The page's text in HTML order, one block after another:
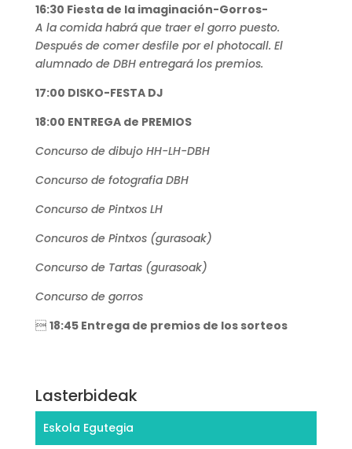
16:30 Fiesta de la imaginación-Gorros-
A la comida habrá que traer el gorro puesto.
Después de comer desfile por el photocall. El
alumnado de DBH entregará los premios.
17:00 DISKO-FESTA DJ
18:00 ENTREGA de PREMIOS
Concurso de dibujo HH-LH-DBH
Concurso de fotografia DBH
Concurso de Pintxos LH
Concuros de Pintxos (gurasoak)
Concurso de Tartas (gurasoak)
Concurso de gorros
 18:45 Entrega de premios de los sorteos
Lasterbideak
Eskola Egutegia